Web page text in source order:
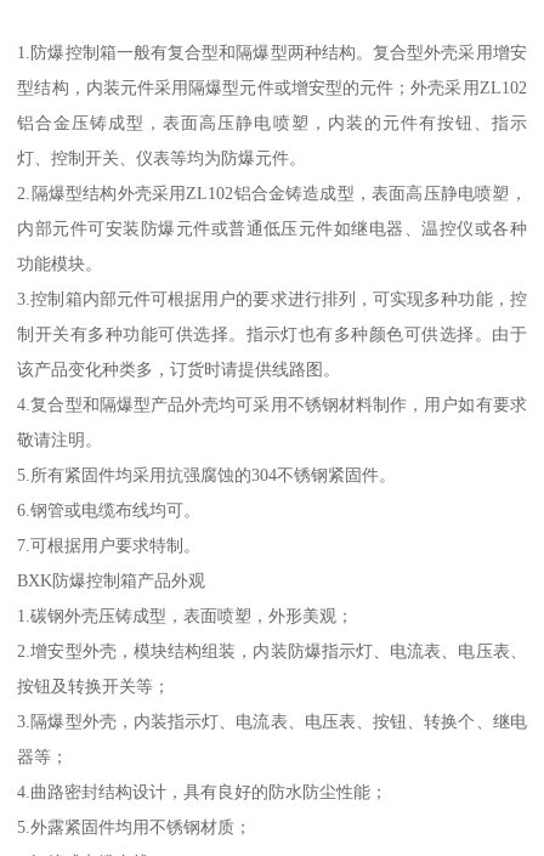
1.防爆控制箱一般有复合型和隔爆型两种结构。复合型外壳采用增安
型结构，内装元件采用隔爆型元件或增安型的元件；外壳采用ZL102
铝合金压铸成型，表面高压静电喷塑，内装的元件有按钮、指示
灯、控制开关、仪表等均为防爆元件。
2.隔爆型结构外壳采用ZL102铝合金铸造成型，表面高压静电喷塑，
内部元件可安装防爆元件或普通低压元件如继电器、温控仪或各种
功能模块。
3.控制箱内部元件可根据用户的要求进行排列，可实现多种功能，控
制开关有多种功能可供选择。指示灯也有多种颜色可供选择。由于
该产品变化种类多，订货时请提供线路图。
4.复合型和隔爆型产品外壳均可采用不锈钢材料制作，用户如有要求
敬请注明。
5.所有紧固件均采用抗强腐蚀的304不锈钢紧固件。
6.钢管或电缆布线均可。
7.可根据用户要求特制。
BXK防爆控制箱产品外观
1.碳钢外壳压铸成型，表面喷塑，外形美观；
2.增安型外壳，模块结构组装，内装防爆指示灯、电流表、电压表、
按钮及转换开关等；
3.隔爆型外壳，内装指示灯、电流表、电压表、按钮、转换个、继电
器等；
4.曲路密封结构设计，具有良好的防水防尘性能；
5.外露紧固件均用不锈钢材质；